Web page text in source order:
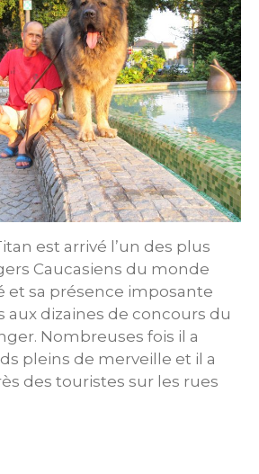
est arrivé l’un des plus
Caucasiens du monde
et sa présence imposante
dizaines de concours du
Nombreuses fois il a
pleins de merveille et il a
des touristes sur les rues